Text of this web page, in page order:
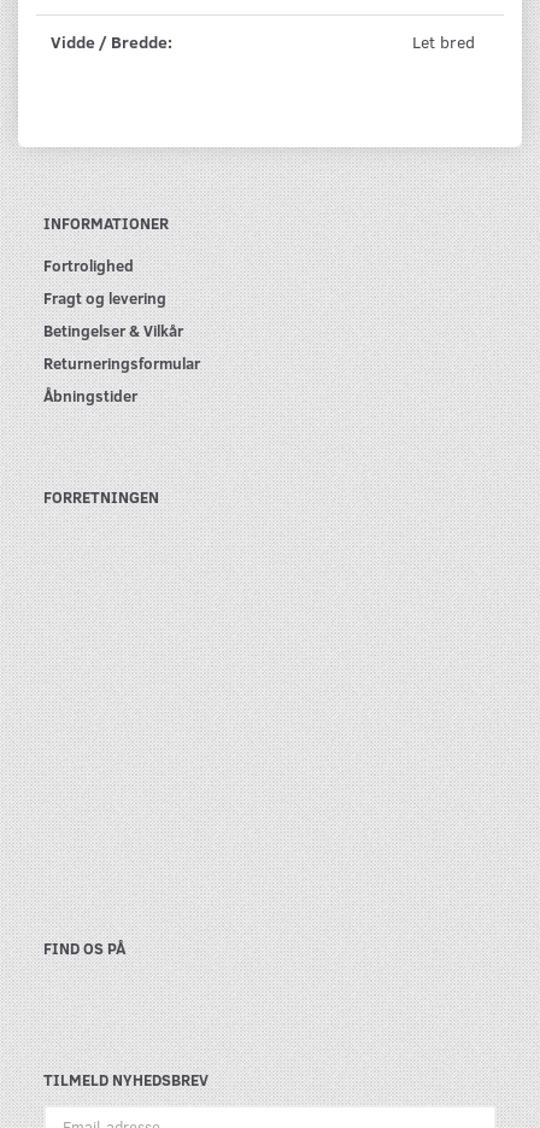
Vidde / Bredde: Let bred
INFORMATIONER
Fortrolighed
Fragt og levering
Betingelser & Vilkår
Returneringsformular
Åbningstider
FORRETNINGEN
FIND OS PÅ
TILMELD NYHEDSBREV